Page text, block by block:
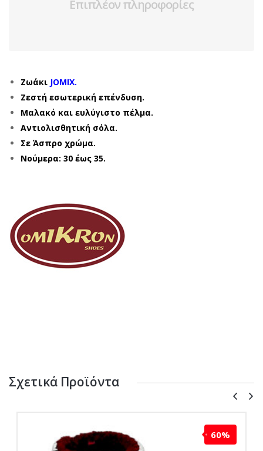
Επιπλέον πληροφορίες
Ζωάκι JOMIX.
Ζεστή εσωτερική επένδυση.
Μαλακό και ευλύγιστο πέλμα.
Αντιολισθητική σόλα.
Σε Άσπρο χρώμα.
Νούμερα: 30 έως 35.
Σχετικά Προϊόντα
60%